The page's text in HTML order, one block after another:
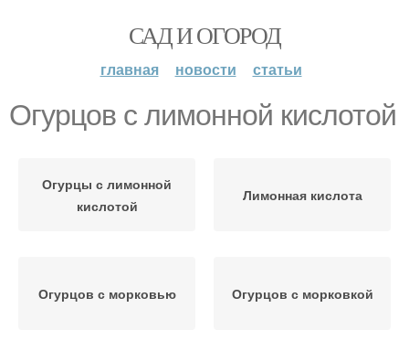
САД И ОГОРОД
главная новости статьи
Огурцов с лимонной кислотой
Огурцы с лимонной
кислотой
Лимонная кислота
Огурцов с морковью Огурцов с морковкой